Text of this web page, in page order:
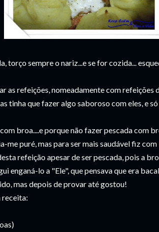
torço sempre o nariz...e se for cozida...
as refeições, nomeadamente com refeições
tinha que fazer algo saboroso com eles, e
broa....e porque não fazer pescada com
me puré, mas para ser mais saudável fiz
refeição apesar de ser pescada, pois a
enganá-lo a "Ele", que pensava que era
mas depois de provar até gostou!
receita: